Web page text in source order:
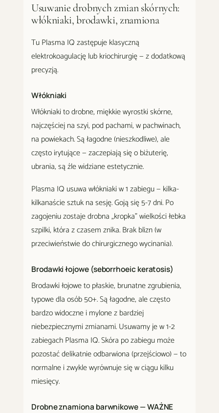
Usuwanie drobnych zmian skórnych:
włókniaki, brodawki, znamiona
Tu Plasma IQ zastępuje klasyczną
elektrokoagulację lub kriochirurgię — z dodatkową
precyzją.
Włókniaki
Włókniaki to drobne, miękkie wyrostki skórne,
najczęściej na szyi, pod pachami, w pachwinach,
na powiekach. Są łagodne (nieszkodliwe), ale
często irytujące — zaczepiają się o biżuterię,
ubrania, są źle widziane estetycznie.
Plasma IQ usuwa włókniaki w 1 zabiegu — kilka-
kilkanaście sztuk na sesję. Goją się 5-7 dni. Po
zagojeniu zostaje drobna „kropka" wielkości łebka
szpilki, która z czasem znika. Brak blizn (w
przeciwieństwie do chirurgicznego wycinania).
Brodawki łojowe (seborrhoeic keratosis)
Brodawki łojowe to płaskie, brunatne zgrubienia,
typowe dla osób 50+. Są łagodne, ale często
bardzo widoczne i mylone z bardziej
niebezpiecznymi zmianami. Usuwamy je w 1-2
zabiegach Plasma IQ. Skóra po zabiegu może
pozostać delikatnie odbarwiona (przejściowo) — to
normalne i zwykle wyrównuje się w ciągu kilku
miesięcy.
Drobne znamiona barwnikowe — WAŻNE